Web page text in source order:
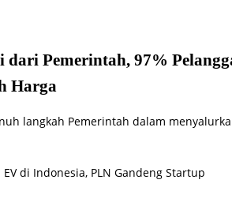
Pemerintah, 97%
Harga
langkah Pemerintah dalam